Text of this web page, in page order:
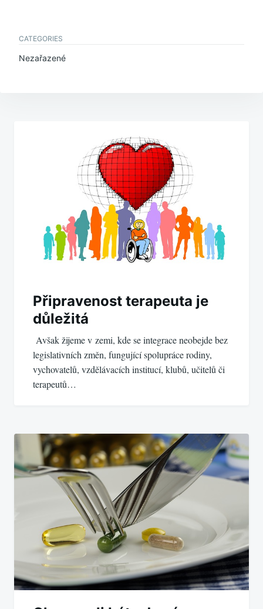
CATEGORIES
Nezařazené
příspěvek
Připravenost terapeuta je
důležitá
Avšak žijeme v zemi, kde se integrace neobejde bez
legislativních změn, fungující spolupráce rodiny,
vychovatelů, vzdělávacích institucí, klubů, učitelů či
terapeutů…